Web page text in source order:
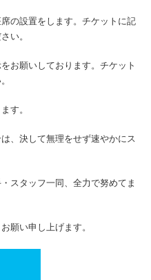
の設置をします。チケットに記
い。
お願いしております。チケット
す。
、決して無理をせず速やかにス
スタッフ一同、全力で努めてま
願い申し上げます。